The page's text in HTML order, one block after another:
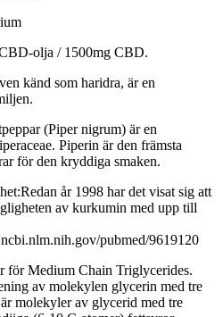
olja / 1500mg CBD.
känd som haridra, är en
(Piper nigrum) är en
Piperin är den främsta
för den kryddiga smaken.
år 1998 har det visat sig att
av kurkumin med upp till
pubmed/9619120
Medium Chain Triglycerides.
av molekylen glycerin med tre
molekyler av glycerid med tre